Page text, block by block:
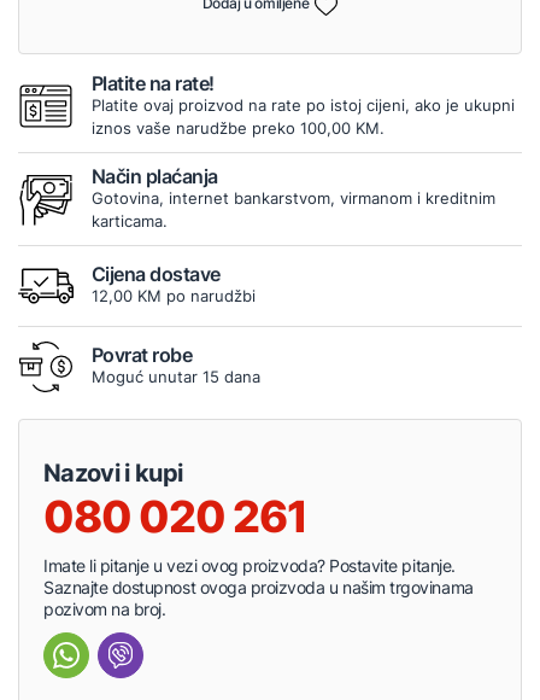
Platite na rate!
Platite ovaj proizvod na rate po istoj cijeni, ako je ukupni
iznos vaše narudžbe preko 100,00 KM.
Način plaćanja
Gotovina, internet bankarstvom, virmanom i kreditnim
karticama.
Cijena dostave
12,00 KM po narudžbi
Povrat robe
Moguć unutar 15 dana
Nazovi i kupi
080 020 261
Imate li pitanje u vezi ovog proizvoda? Postavite pitanje.
Saznajte dostupnost ovoga proizvoda u našim trgovinama
pozivom na broj.